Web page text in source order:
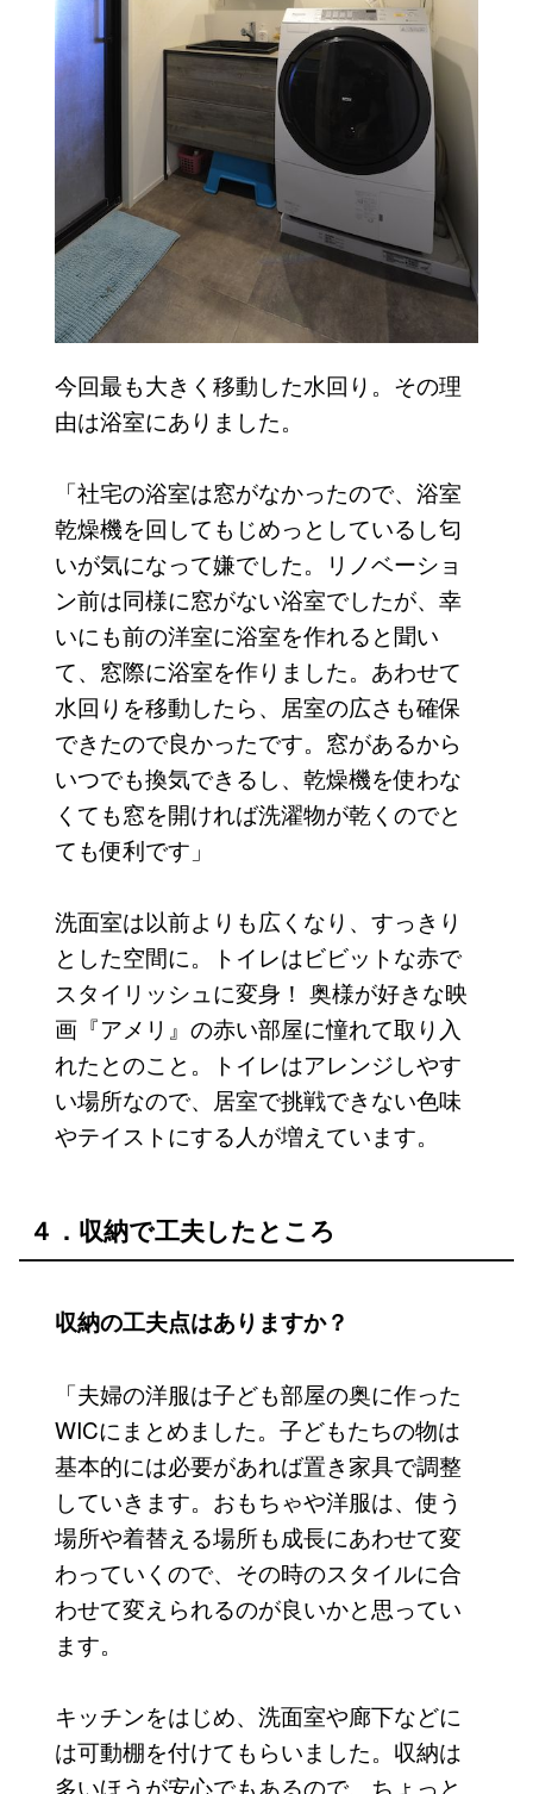
今回最も大きく移動した水回り。その理
由は浴室にありました。
「社宅の浴室は窓がなかったので、浴室
乾燥機を回してもじめっとしているし匂
いが気になって嫌でした。リノベーショ
ン前は同様に窓がない浴室でしたが、幸
いにも前の洋室に浴室を作れると聞い
て、窓際に浴室を作りました。あわせて
水回りを移動したら、居室の広さも確保
できたので良かったです。窓があるから
いつでも換気できるし、乾燥機を使わな
くても窓を開ければ洗濯物が乾くのでと
ても便利です」
洗面室は以前よりも広くなり、すっきり
とした空間に。トイレはビビットな赤で
スタイリッシュに変身！ 奥様が好きな映
画『アメリ』の赤い部屋に憧れて取り入
れたとのこと。トイレはアレンジしやす
い場所なので、居室で挑戦できない色味
やテイストにする人が増えています。
４．収納で工夫したところ
収納の工夫点はありますか？
「夫婦の洋服は子ども部屋の奥に作った
WICにまとめました。子どもたちの物は
基本的には必要があれば置き家具で調整
していきます。おもちゃや洋服は、使う
場所や着替える場所も成長にあわせて変
わっていくので、その時のスタイルに合
わせて変えられるのが良いかと思ってい
ます。
キッチンをはじめ、洗面室や廊下などに
は可動棚を付けてもらいました。収納は
多いほうが安心でもあるので、ちょっと